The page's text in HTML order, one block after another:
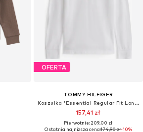
OFERTA
TOMMY HILFIGER
Koszulka 'Essential Regular Fit Long Sleeve'
157,41 zł
Pierwotnie: 209,00 zł
Ostatnia najniższa cena:174,90 zł-10%